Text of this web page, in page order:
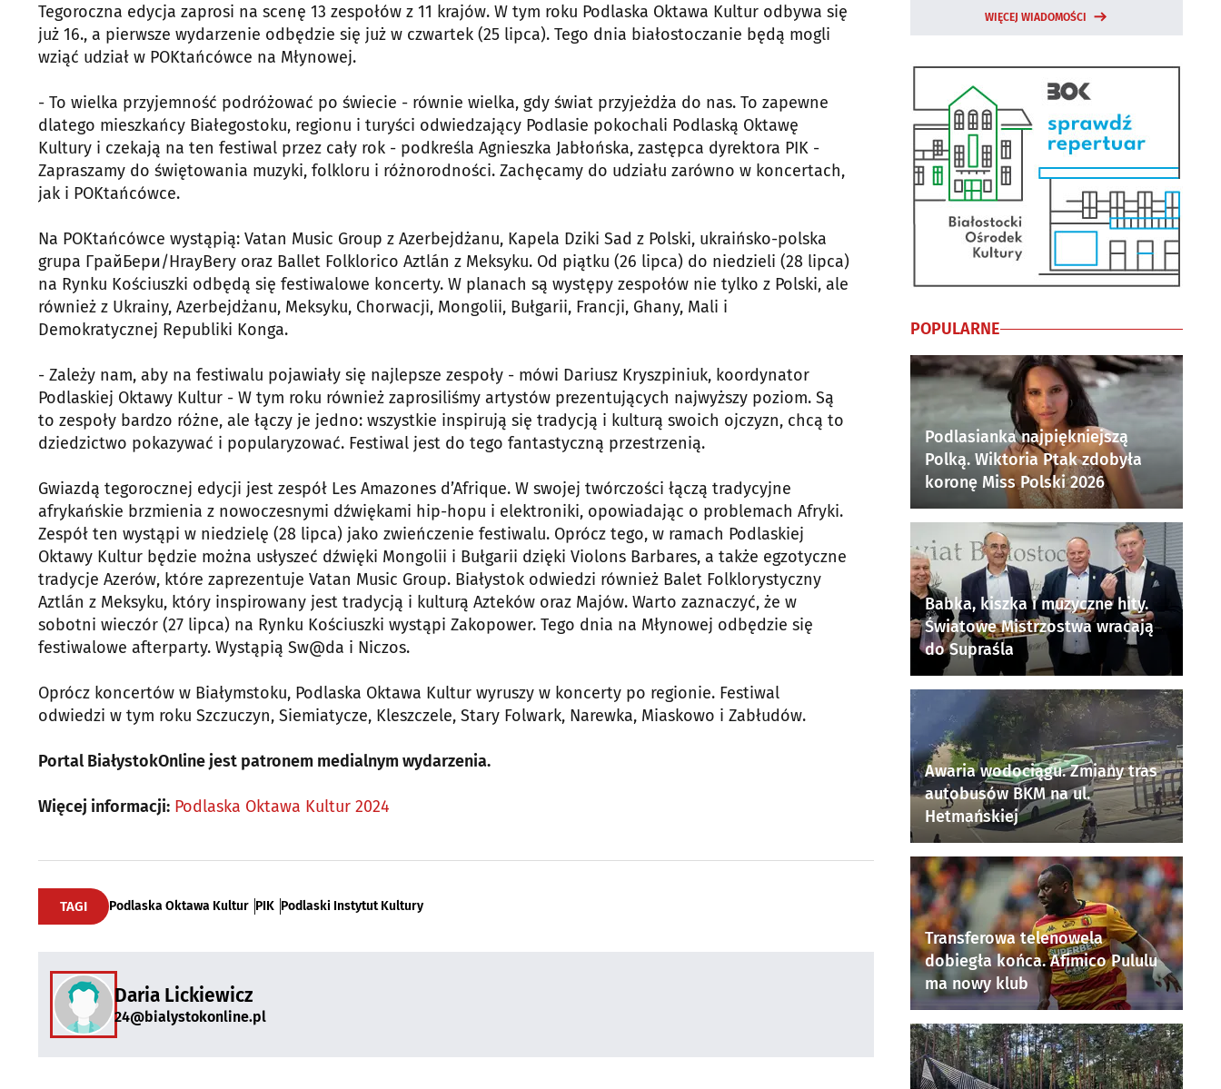
Tegoroczna edycja zaprosi na scenę 13 zespołów z 11 krajów. W tym roku Podlaska Oktawa Kultur odbywa się
już 16., a pierwsze wydarzenie odbędzie się już w czwartek (25 lipca). Tego dnia białostoczanie będą mogli
wziąć udział w POKtańcówce na Młynowej.
- To wielka przyjemność podróżować po świecie - równie wielka, gdy świat przyjeżdża do nas. To zapewne
dlatego mieszkańcy Białegostoku, regionu i turyści odwiedzający Podlasie pokochali Podlaską Oktawę
Kultury i czekają na ten festiwal przez cały rok - podkreśla Agnieszka Jabłońska, zastępca dyrektora PIK -
Zapraszamy do świętowania muzyki, folkloru i różnorodności. Zachęcamy do udziału zarówno w koncertach,
jak i POKtańcówce.
Na POKtańcówce wystąpią: Vatan Music Group z Azerbejdżanu, Kapela Dziki Sad z Polski, ukraińsko-polska
grupa ГрайБери/HrayBery oraz Ballet Folklorico Aztlán z Meksyku. Od piątku (26 lipca) do niedzieli (28 lipca)
na Rynku Kościuszki odbędą się festiwalowe koncerty. W planach są występy zespołów nie tylko z Polski, ale
również z Ukrainy, Azerbejdżanu, Meksyku, Chorwacji, Mongolii, Bułgarii, Francji, Ghany, Mali i
Demokratycznej Republiki Konga.
- Zależy nam, aby na festiwalu pojawiały się najlepsze zespoły - mówi Dariusz Kryszpiniuk, koordynator
Podlaskiej Oktawy Kultur - W tym roku również zaprosiliśmy artystów prezentujących najwyższy poziom. Są
to zespoły bardzo różne, ale łączy je jedno: wszystkie inspirują się tradycją i kulturą swoich ojczyzn, chcą to
dziedzictwo pokazywać i popularyzować. Festiwal jest do tego fantastyczną przestrzenią.
Gwiazdą tegorocznej edycji jest zespół Les Amazones d’Afrique. W swojej twórczości łączą tradycyjne
afrykańskie brzmienia z nowoczesnymi dźwiękami hip-hopu i elektroniki, opowiadając o problemach Afryki.
Zespół ten wystąpi w niedzielę (28 lipca) jako zwieńczenie festiwalu. Oprócz tego, w ramach Podlaskiej
Oktawy Kultur będzie można usłyszeć dźwięki Mongolii i Bułgarii dzięki Violons Barbares, a także egzotyczne
tradycje Azerów, które zaprezentuje Vatan Music Group. Białystok odwiedzi również Balet Folklorystyczny
Aztlán z Meksyku, który inspirowany jest tradycją i kulturą Azteków oraz Majów. Warto zaznaczyć, że w
sobotni wieczór (27 lipca) na Rynku Kościuszki wystąpi Zakopower. Tego dnia na Młynowej odbędzie się
festiwalowe afterparty. Wystąpią Sw@da i Niczos.
Oprócz koncertów w Białymstoku, Podlaska Oktawa Kultur wyruszy w koncerty po regionie. Festiwal
odwiedzi w tym roku Szczuczyn, Siemiatycze, Kleszczele, Stary Folwark, Narewka, Miaskowo i Zabłudów.
Portal BiałystokOnline jest patronem medialnym wydarzenia.
Więcej informacji: Podlaska Oktawa Kultur 2024
TAGI Podlaska Oktawa Kultur PIK Podlaski Instytut Kultury
Daria Lickiewicz
24@bialystokonline.pl
WIĘCEJ WIADOMOŚCI
POPULARNE
Podlasianka najpiękniejszą
Polką. Wiktoria Ptak zdobyła
koronę Miss Polski 2026
Babka, kiszka i muzyczne hity.
Światowe Mistrzostwa wracają
do Supraśla
Awaria wodociągu. Zmiany tras
autobusów BKM na ul.
Hetmańskiej
Transferowa telenowela
dobiegła końca. Afimico Pululu
ma nowy klub